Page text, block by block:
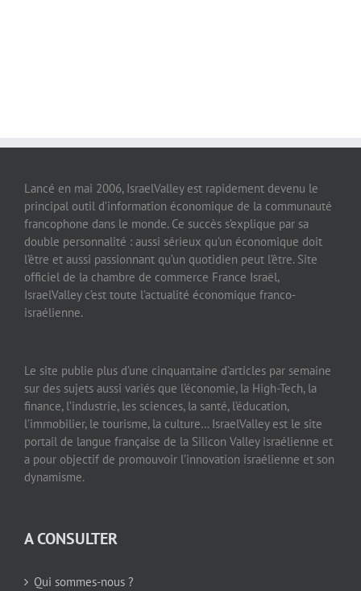
Lancé en mai 2006, IsraelValley est rapidement devenu le
principal outil d’information économique de la communauté
francophone dans le monde. Ce succès s’explique par sa
double personnalité : aussi sérieux qu’un économique doit
l’être et aussi passionnant qu’un quotidien peut l’être. Site
officiel de la chambre de commerce France Israël,
IsraelValley c’est toute l’actualité économique franco-
israélienne.
Le site publie plus d’une cinquantaine d’articles par semaine
sur des sujets aussi variés que l’économie, la High-Tech, la
finance, l’industrie, les sciences, la santé, l’éducation,
l’immobilier, le tourisme, la culture… IsraelValley est le site
portail de langue française de la Silicon Valley israélienne et
a pour objectif de promouvoir l’innovation israélienne et son
dynamisme.
A CONSULTER
Qui sommes-nous ?